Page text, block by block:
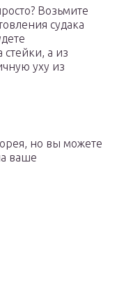
Возьмите
судака
а из
уху из
но вы можете
ваше